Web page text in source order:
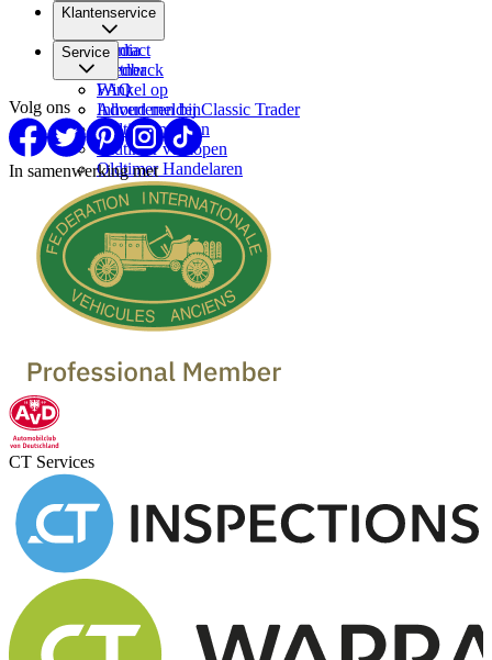
Over ons
Vacatures
Media
Partner
Klantenservice
Contact
Feedback
FAQ
Inhoud melden
Service
Winkel op
Adverteren bij Classic Trader
Oldtimermerken
Oldtimer verkopen
Oldtimer Handelaren
Volg ons
In samenwerking met
CT Services